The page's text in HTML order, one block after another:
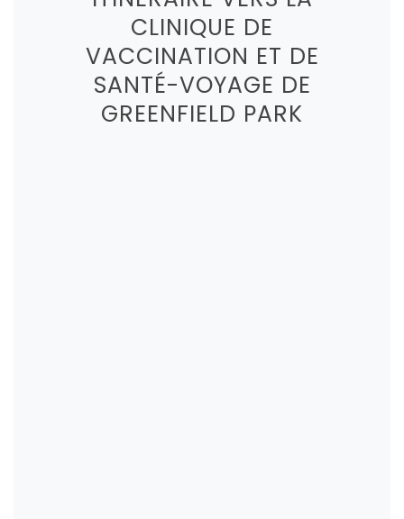
CLINIQUE DE
VACCINATION ET DE
SANTÉ-VOYAGE DE
GREENFIELD PARK